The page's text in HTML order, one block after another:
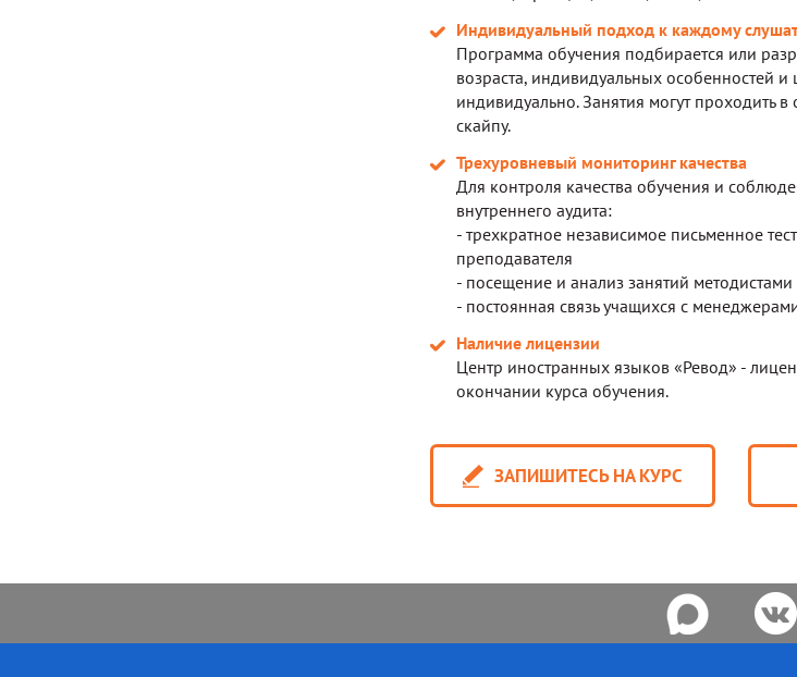
Индивидуальный подход к каждому
Программа обучения подбирается или
возраста, индивидуальных особенностей
индивидуально. Занятия могут проходить
скайпу.
Трехуровневый мониторинг качества
Для контроля качества обучения и
внутреннего аудита:
- трехкратное независимое письменное
преподавателя
- посещение и анализ занятий методистами
- постоянная связь учащихся с
Наличие лицензии
Центр иностранных языков «Ревод» -
окончании курса обучения.
ЗАПИШИТЕСЬ НА КУРС